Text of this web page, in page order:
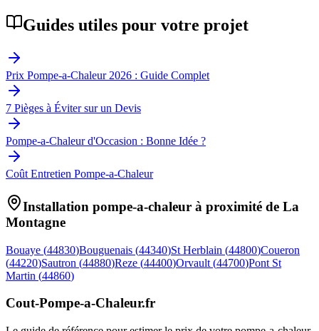
Guides utiles pour votre projet
Prix Pompe-a-Chaleur 2026 : Guide Complet
7 Pièges à Éviter sur un Devis
Pompe-a-Chaleur d'Occasion : Bonne Idée ?
Coût Entretien Pompe-a-Chaleur
Installation pompe-a-chaleur à proximité de La
Montagne
Bouaye (44830)Bouguenais (44340)St Herblain (44800)Coueron
(44220)Sautron (44880)Reze (44400)Orvault (44700)Pont St
Martin (44860)
Cout-Pompe-a-Chaleur.fr